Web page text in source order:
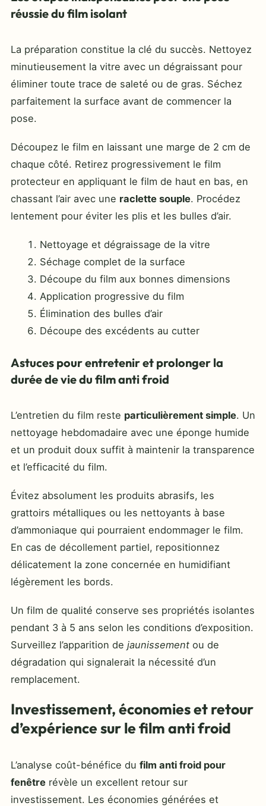
réussie du film isolant
La préparation constitue la clé du succès. Nettoyez
minutieusement la vitre avec un dégraissant pour
éliminer toute trace de saleté ou de gras. Séchez
parfaitement la surface avant de commencer la
pose.
Découpez le film en laissant une marge de 2 cm de
chaque côté. Retirez progressivement le film
protecteur en appliquant le film de haut en bas, en
chassant l’air avec une raclette souple. Procédez
lentement pour éviter les plis et les bulles d’air.
Nettoyage et dégraissage de la vitre
Séchage complet de la surface
Découpe du film aux bonnes dimensions
Application progressive du film
Élimination des bulles d’air
Découpe des excédents au cutter
Astuces pour entretenir et prolonger la
durée de vie du film anti froid
L’entretien du film reste particulièrement simple. Un
nettoyage hebdomadaire avec une éponge humide
et un produit doux suffit à maintenir la transparence
et l’efficacité du film.
Évitez absolument les produits abrasifs, les
grattoirs métalliques ou les nettoyants à base
d’ammoniaque qui pourraient endommager le film.
En cas de décollement partiel, repositionnez
délicatement la zone concernée en humidifiant
légèrement les bords.
Un film de qualité conserve ses propriétés isolantes
pendant 3 à 5 ans selon les conditions d’exposition.
Surveillez l’apparition de jaunissement ou de
dégradation qui signalerait la nécessité d’un
remplacement.
Investissement, économies et retour
d’expérience sur le film anti froid
L’analyse coût-bénéfice du film anti froid pour
fenêtre révèle un excellent retour sur
investissement. Les économies générées et